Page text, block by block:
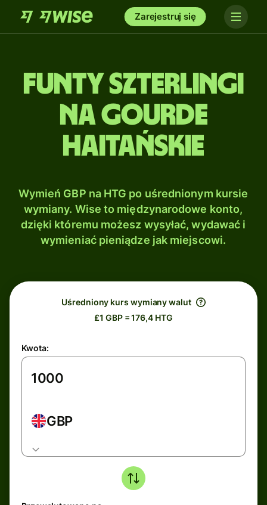
Zarejestruj się
Funty szterlingi
na Gourde
haitańskie
Wymień GBP na HTG po uśrednionym kursie
wymiany. Wise to międzynarodowe konto,
dzięki któremu możesz wysyłać, wydawać i
wymieniać pieniądze jak miejscowi.
Uśredniony kurs wymiany walut
£1 GBP = 176,4 HTG
Kwota:
GBP